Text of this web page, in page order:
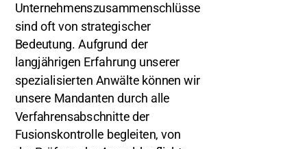
Unternehmenszusammenschlüsse
sind oft von strategischer
Bedeutung. Aufgrund der
langjährigen Erfahrung unserer
spezialisierten Anwälte können wir
unsere Mandanten durch alle
Verfahrensabschnitte der
Fusionskontrolle begleiten, von